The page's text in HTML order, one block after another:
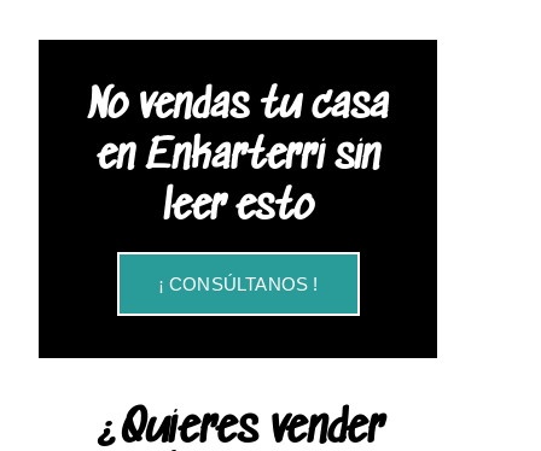
No vendas tu casa
en Enkarterri sin
leer esto
¡ CONSÚLTANOS !
¿Quieres vender